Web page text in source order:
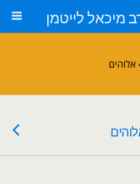
מיכאל לייטמן
אלוהים